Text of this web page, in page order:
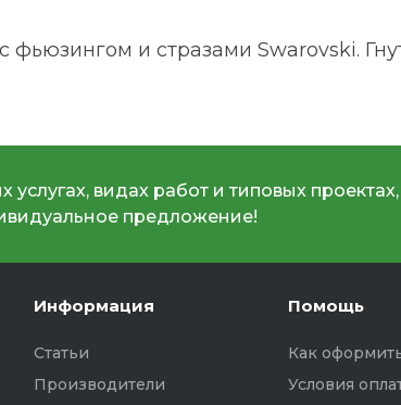
и стразами Swarovski.
видах работ и типовых
предложение!
Информация
Статьи
Производители
Помощь
Как
Условия